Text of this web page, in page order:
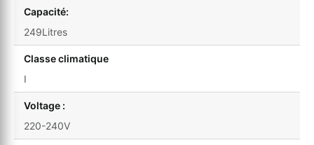
Capacité:
249Litres
Classe climatique
I
Voltage :
220-240V